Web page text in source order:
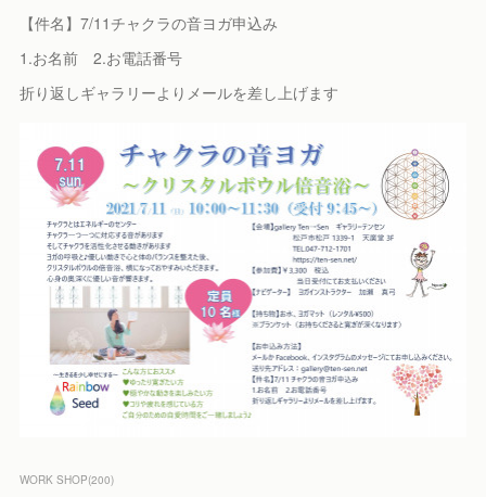
【件名】7/11チャクラの音ヨガ申込み
1.お名前 2.お電話番号
折り返しギャラリーよりメールを差し上げます
WORK SHOP(200)